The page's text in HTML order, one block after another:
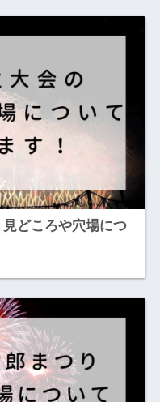
どころや穴場につ